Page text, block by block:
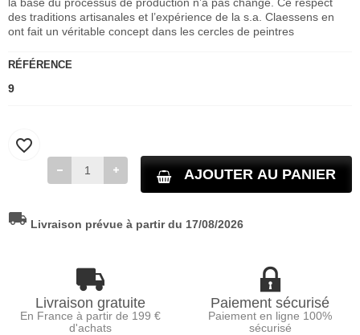
des traditions artisanales et l’expérience de la s.a. Claessens en
ont fait un véritable concept dans les cercles de peintres
RÉFÉRENCE
9
AJOUTER AU PANIER
favorite_border
local_shipping Livraison prévue à partir du 17/08/2026
Livraison gratuite
En France à partir de 199 €
d'achats
Paiement sécurisé
Paiement en ligne 100%
sécurisé